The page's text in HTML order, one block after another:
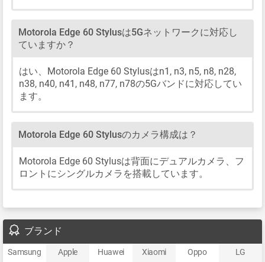
Motorola Edge 60 Stylusは5Gネットワークに対応し
ていますか？
はい、Motorola Edge 60 Stylusはn1, n3, n5, n8, n28,
n38, n40, n41, n48, n77, n78の5Gバンドに対応してい
ます。
Motorola Edge 60 Stylusのカメラ構成は？
Motorola Edge 60 Stylusは背面にデュアルカメラ、フ
ロントにシングルカメラを搭載しています。
ブランド
Samsung Apple Huawei Xiaomi Oppo
LG